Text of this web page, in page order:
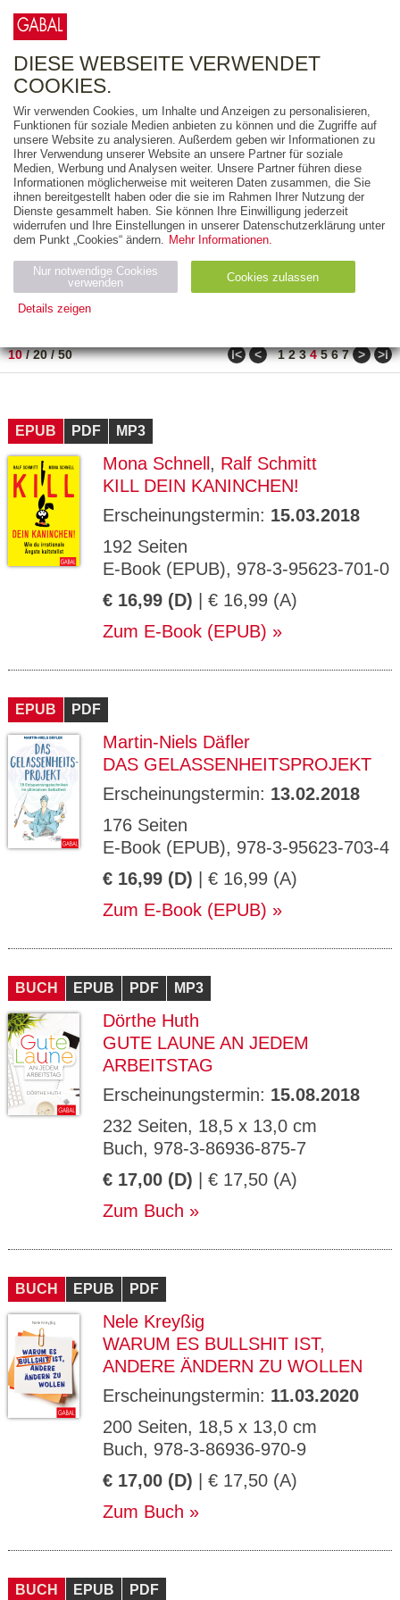
FREITEXT
AUSGABEART
AUS DER REIHE
ZUM THEMA
Neuerscheinung
Bestseller
PREIS
10/20/50 ǀ< < 1 2 3 4 5 6 7 > >ǀ
EPUB PDF MP3
Mona Schnell , Ralf Schmitt
KILL DEIN KANINCHEN!
Erscheinungstermin: 15.03.2018
192 Seiten
E-Book (EPUB), 978-3-95623-701-0
€ 16,99 (D) | € 16,99 (A)
Zum E-Book (EPUB)
EPUB PDF
Martin-Niels Däfler
DAS GELASSENHEITSPROJEKT
Erscheinungstermin: 13.02.2018
176 Seiten
E-Book (EPUB), 978-3-95623-703-4
€ 16,99 (D) | € 16,99 (A)
Zum E-Book (EPUB)
BUCH EPUB PDF MP3
Dörthe Huth
GUTE LAUNE AN JEDEM
ARBEITSTAG
Erscheinungstermin: 15.08.2018
232 Seiten, 18,5 x 13,0 cm
Buch, 978-3-86936-875-7
€ 17,00 (D) | € 17,50 (A)
Zum Buch
BUCH EPUB PDF
Nele Kreyßig
WARUM ES BULLSHIT IST,
ANDERE ÄNDERN ZU WOLLEN
Erscheinungstermin: 11.03.2020
200 Seiten, 18,5 x 13,0 cm
Buch, 978-3-86936-970-9
€ 17,00 (D) | € 17,50 (A)
Zum Buch
BUCH EPUB PDF
DIESE WEBSEITE VERWENDET
COOKIES.
Wir verwenden Cookies, um Inhalte und Anzeigen zu personalisieren,
Funktionen für soziale Medien anbieten zu können und die Zugriffe auf
unsere Website zu analysieren. Außerdem geben wir Informationen zu
Ihrer Verwendung unserer Website an unsere Partner für soziale
Medien, Werbung und Analysen weiter. Unsere Partner führen diese
Informationen möglicherweise mit weiteren Daten zusammen, die Sie
ihnen bereitgestellt haben oder die sie im Rahmen Ihrer Nutzung der
Dienste gesammelt haben. Sie können Ihre Einwilligung jederzeit
widerrufen und Ihre Einstellungen in unserer Datenschutzerklärung unter
dem Punkt „Cookies“ ändern. Mehr Informationen.
Nur notwendige Cookies
verwenden
Cookies zulassen
Details zeigen
Name Zweck
Ty
ESSION
_ID
verlag.
de
Session verwendet
GV_CO
OKIES
gabal-
Speichert den Zustimmungsstatus des
Benutzers für Cookies auf der aktuellen
Domäne.